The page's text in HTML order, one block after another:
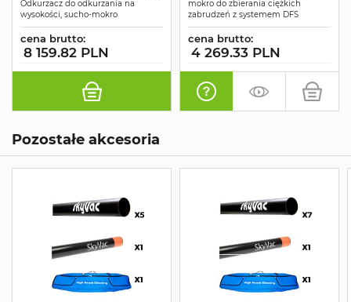
3/50 OPT W&D MFS
Odkurzacz do odkurzania na
wysokości, sucho-mokro
cena brutto:
8 159.82 PLN
SUCHO-MOKRO
mokro do zbierania ciężkich
zabrudzeń z systemem DFS
cena brutto:
4 269.33 PLN
Pozostałe akcesoria